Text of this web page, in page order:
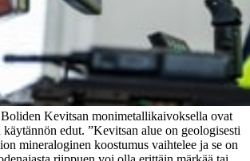
Kevitsan monimetallikaivoksella ovat
käytännön edut. ”Kevitsan alue on geologisesti
mineraloginen koostumus vaihtelee ja se on